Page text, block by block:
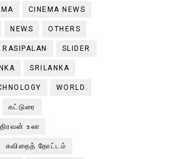
CINEMA NEWS
NEWS OTHERS
RASIPALAN SLIDER
SRILANKA
WORLD
கட்டுரை
உலா
கவிதைத் தோட்டம்